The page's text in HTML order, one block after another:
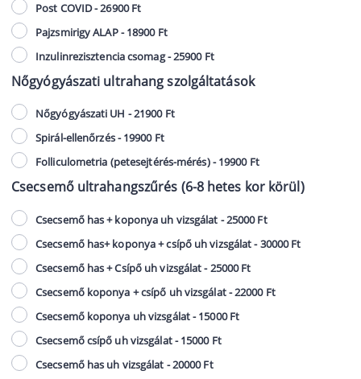
Post COVID - 26900 Ft
Pajzsmirigy ALAP - 18900 Ft
Inzulinrezisztencia csomag - 25900 Ft
Nőgyógyászati ultrahang szolgáltatások
Nőgyógyászati UH - 21900 Ft
Spirál-ellenőrzés - 19900 Ft
Folliculometria (petesejtérés-mérés) - 19900 Ft
Csecsemő ultrahangszűrés (6-8 hetes kor körül)
Csecsemő has + koponya uh vizsgálat - 25000 Ft
Csecsemő has+ koponya + csípő uh vizsgálat - 30000 Ft
Csecsemő has + Csípő uh vizsgálat - 25000 Ft
Csecsemő koponya + csípő uh vizsgálat - 22000 Ft
Csecsemő koponya uh vizsgálat - 15000 Ft
Csecsemő csípő uh vizsgálat - 15000 Ft
Csecsemő has uh vizsgálat - 20000 Ft